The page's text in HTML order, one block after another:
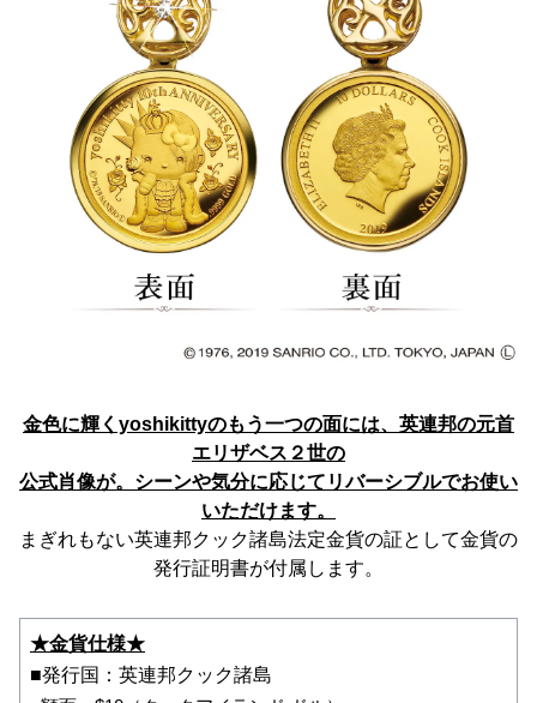
金色に輝くyoshikittyのもう一つの面には、英連邦の元首
エリザベス２世の
公式肖像が。シーンや気分に応じてリバーシブルでお使い
いただけます。
まぎれもない英連邦クック諸島法定金貨の証として金貨の
発行証明書が付属します。
★金貨仕様★
■発行国：英連邦クック諸島